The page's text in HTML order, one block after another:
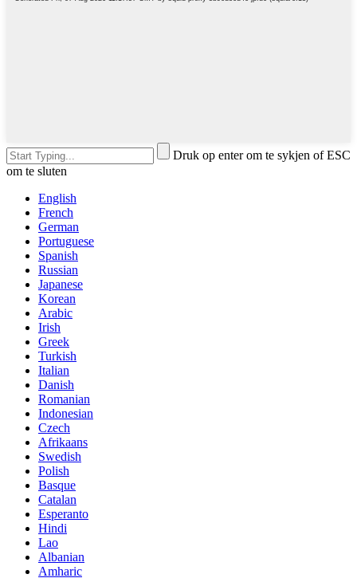
Druk op enter om te sykjen of ESC
om te sluten
English
French
German
Portuguese
Spanish
Russian
Japanese
Korean
Arabic
Irish
Greek
Turkish
Italian
Danish
Romanian
Indonesian
Czech
Afrikaans
Swedish
Polish
Basque
Catalan
Esperanto
Hindi
Lao
Albanian
Amharic